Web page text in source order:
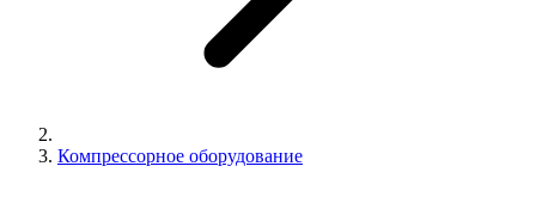
Компрессорное оборудование